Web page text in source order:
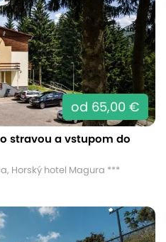
od 65,00 €
stravou a vstupom do
Horský hotel Magura ***